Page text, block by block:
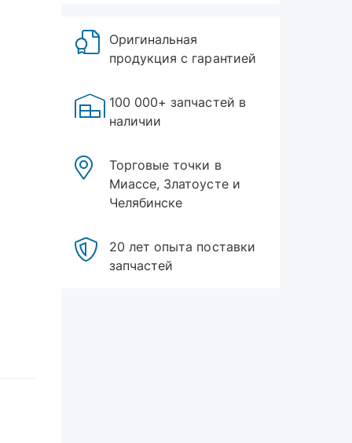
Оригинальная
продукция с гарантией
100 000+ запчастей в
наличии
Торговые точки в
Миассе, Златоусте и
Челябинске
20 лет опыта поставки
запчастей